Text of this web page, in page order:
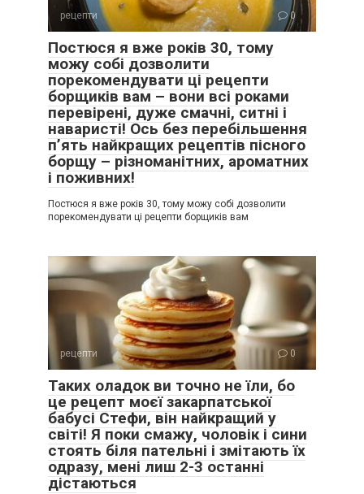
рецепти 0
Постюся я вже років 30, тому
можу собі дозволити
порекомендувати ці рецепти
борщиків вам – вони всі роками
перевірені, дуже смачні, ситні і
наваристі! Ось без перебільшення
п’ять найкращих рецептів пісного
борщу – різноманітних, ароматних
і поживних!
Постюся я вже років 30, тому можу собі дозволити
порекомендувати ці рецепти борщиків вам
рецепти 0
Таких оладок ви точно не їли, бо
це рецепт моєї закарпатської
бабусі Стефи, він найкращий у
світі! Я поки смажу, чоловік і сини
стоять біля пательні і змітають їх
одразу, мені лиш 2-3 останні
дістаються